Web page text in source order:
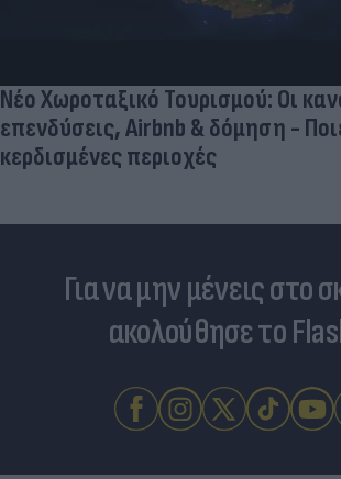
Νέο Χωροταξικό Τουρισμού: Οι
επενδύσεις, Airbnb & δόμηση -
κερδισμένες περιοχές
Για να μην μένεις στο
ακολούθησε το